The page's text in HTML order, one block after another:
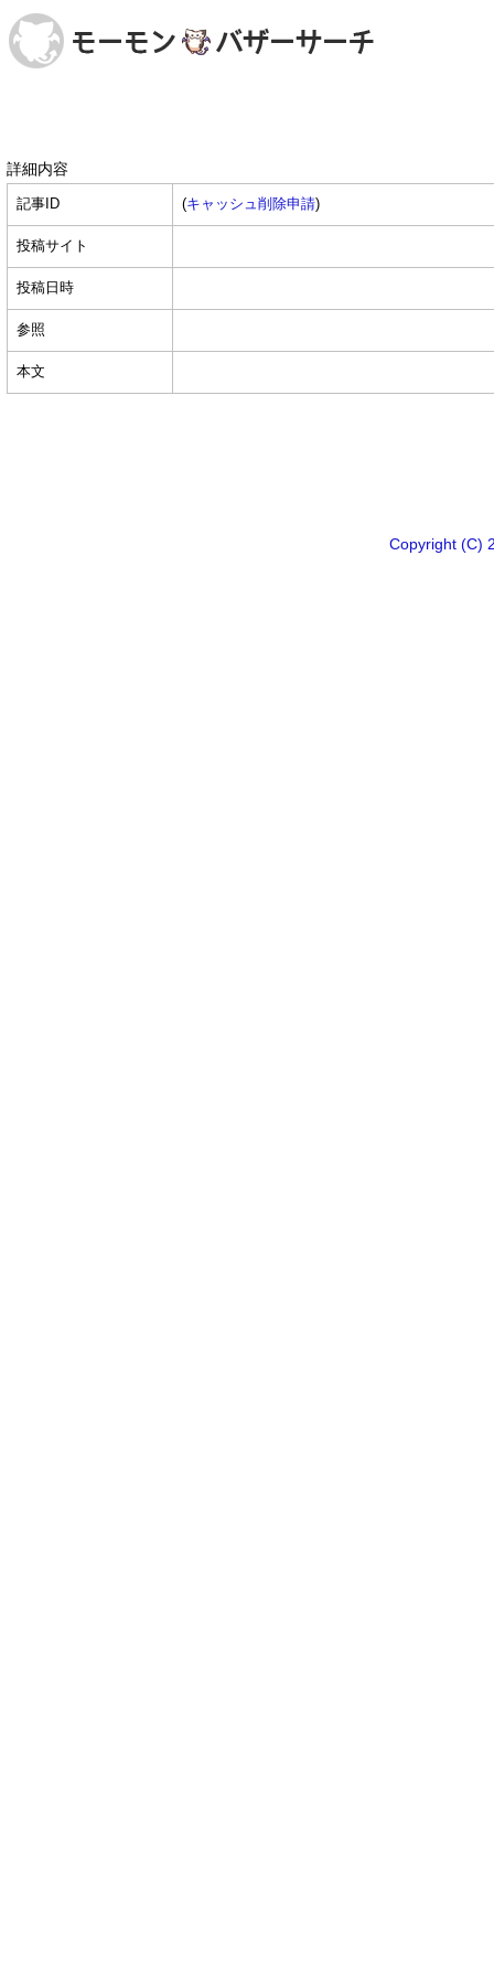
詳細内容
記事ID (キャッシュ削除申請)
投稿サイト
投稿日時
参照
本文
Copyright (C)